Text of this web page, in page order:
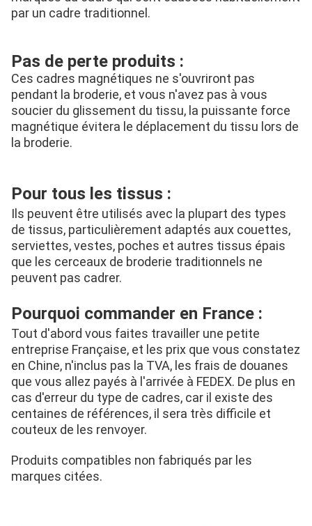
par un cadre traditionnel.
Pas de perte produits :
Ces cadres magnétiques ne s'ouvriront pas
pendant la broderie, et vous n'avez pas à vous
soucier du glissement du tissu, la puissante force
magnétique évitera le déplacement du tissu lors de
la broderie.
Pour tous les tissus :
Ils peuvent être utilisés avec la plupart des types
de tissus, particulièrement adaptés aux couettes,
serviettes, vestes, poches et autres tissus épais
que les cerceaux de broderie traditionnels ne
peuvent pas cadrer.
Pourquoi commander en France :
Tout d'abord vous faites travailler une petite
entreprise Française, et les prix que vous constatez
en Chine, n'inclus pas la TVA, les frais de douanes
que vous allez payés à l'arrivée à FEDEX. De plus en
cas d'erreur du type de cadres, car il existe des
centaines de références, il sera très difficile et
couteux de les renvoyer.
Produits compatibles non fabriqués par les
marques citées.